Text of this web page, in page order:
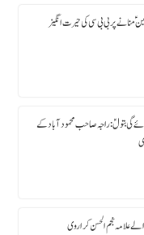
منانے پر بی بی سی کی حیرت انگیز
گی بتولؑ: راجہ صاحب محمود آباد کے
علامہ نجم الحسن کراروی